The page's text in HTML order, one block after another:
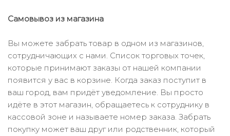
Самовывоз из магазина
Вы можете забрать товар в одном из магазинов,
сотрудничающих с нами. Список торговых точек,
которые принимают заказы от нашей компании
появится у вас в корзине. Когда заказ поступит в
ваш город, вам придёт уведомление. Вы просто
идёте в этот магазин, обращаетесь к сотруднику в
кассовой зоне и называете номер заказа. Забрать
покупку может ваш друг или родственник, который